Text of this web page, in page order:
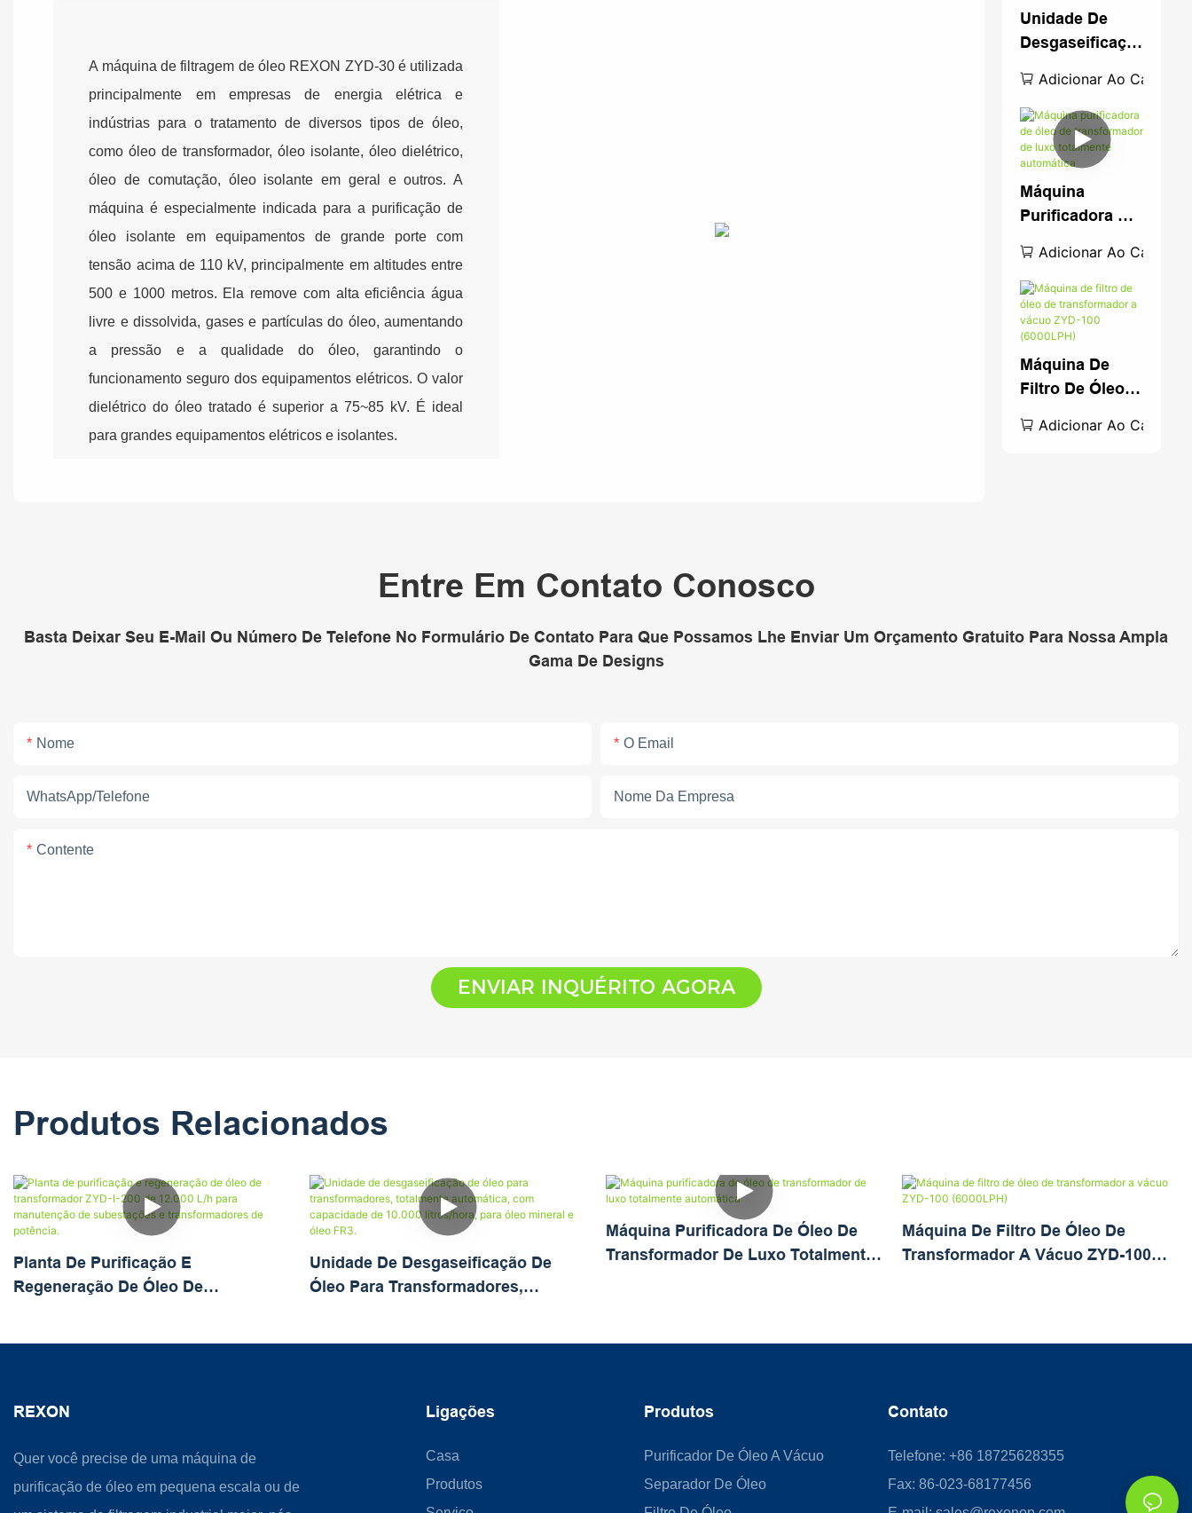
Transformadore
S De Potência.
Unidade De
Desgaseificaçã
Transformadore
S, Totalmente
Automática,
Com
Capacidade De
10.000
Para Óleo
Mineral E Óleo
FR3.
Adicionar Ao Carrinho
Máquina
Purificadora De
Transformador
De Luxo
Totalmente
Automática
Adicionar Ao Carrinho
Máquina De
Filtro De Óleo
Transformador
Adicionar Ao Carrinho
A máquina de filtragem de óleo REXON ZYD-30 é utilizada
principalmente em empresas de energia elétrica e
indústrias para o tratamento de diversos tipos de óleo,
como óleo de transformador, óleo isolante, óleo dielétrico,
óleo de comutação, óleo isolante em geral e outros. A
máquina é especialmente indicada para a purificação de
óleo isolante em equipamentos de grande porte com
tensão acima de 110 kV, principalmente em altitudes entre
500 e 1000 metros. Ela remove com alta eficiência água
livre e dissolvida, gases e partículas do óleo, aumentando
a pressão e a qualidade do óleo, garantindo o
funcionamento seguro dos equipamentos elétricos. O valor
dielétrico do óleo tratado é superior a 75~85 kV. É ideal
para grandes equipamentos elétricos e isolantes.
Entre Em Contato Conosco
Basta Deixar Seu E-Mail Ou Número De Telefone No Formulário De Contato Para Que Possamos Lhe Enviar Um Orçamento Gratuito Para Nossa Ampla
Gama De Designs
Nome O Email
WhatsApp/telefone Nome Da Empresa
Contente
ENVIAR INQUÉRITO AGORA
Produtos Relacionados
Planta De Purificação E
Regeneração De Óleo De
Unidade De Desgaseificação De
Óleo Para Transformadores,
Máquina Purificadora De Óleo De
Transformador De Luxo Totalmente
Máquina De Filtro De Óleo De
Transformador A Vácuo ZYD-100
REXON
Quer você precise de uma máquina de
purificação de óleo em pequena escala ou de
Ligações
Casa
Produtos
Produtos
Purificador De Óleo A Vácuo
Separador De Óleo
Contato
Telefone: +86 18725628355
Fax: 86-023-68177456